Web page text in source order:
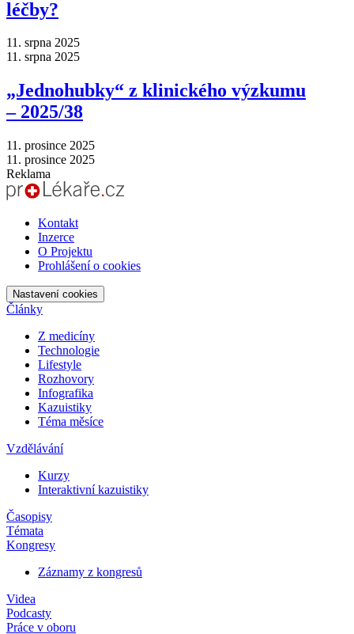
léčby?
11. srpna 2025
11. srpna 2025
„Jednohubky“ z klinického výzkumu
–⁠ 2025/38
11. prosince 2025
11. prosince 2025
Reklama
Kontakt
Inzerce
O Projektu
Prohlášení o cookies
Nastavení cookies
Články
Z medicíny
Technologie
Lifestyle
Rozhovory
Infografika
Kazuistiky
Téma měsíce
Vzdělávání
Kurzy
Interaktivní kazuistiky
Časopisy
Témata
Kongresy
Záznamy z kongresů
Videa
Podcasty
Práce v oboru